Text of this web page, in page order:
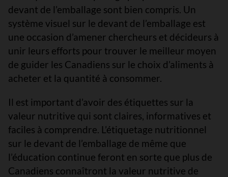
devant de l’emballage sont bien compris. Un
système visuel sur le devant de l’emballage est
une occasion d’amener chercheurs et décideurs à
unir leurs efforts pour trouver le meilleur moyen
de guider les Canadiens sur le choix d’aliments à
acheter et la quantité à consommer.
Il est important d’avoir des étiquettes sur la
valeur nutritive qui sont claires, informatives et
faciles à comprendre. L’étiquetage nutritionnel
sur le devant de l’emballage de même que
l’éducation continue feront en sorte que plus de
Canadiens connaîtront la valeur nutritive de